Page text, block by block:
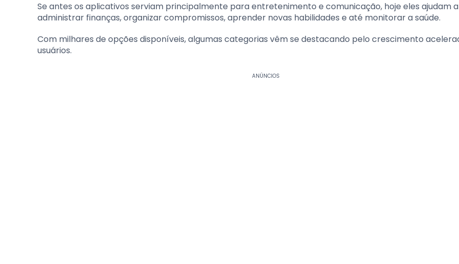
Se antes os aplicativos serviam principalmente para entretenimento e comunicação, hoje eles ajudam a
administrar finanças, organizar compromissos, aprender novas habilidades e até monitorar a saúde.
Com milhares de opções disponíveis, algumas categorias vêm se destacando pelo crescimento
usuários.
ANÚNCIOS